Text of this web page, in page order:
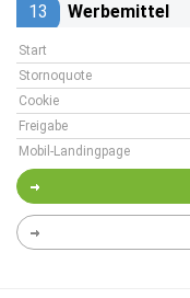
13 Werbemittel
Start
Stornoquote
Cookie
Freigabe
Mobil-Landingpage